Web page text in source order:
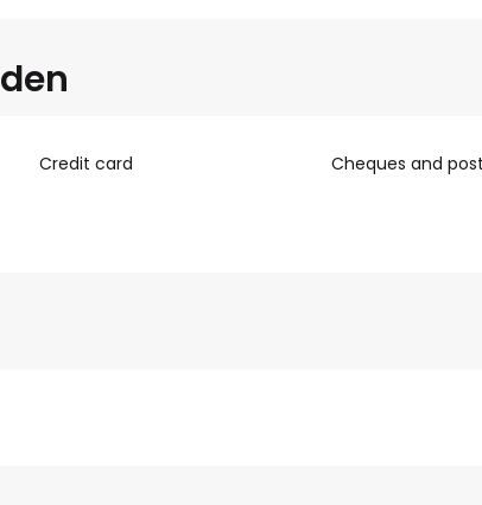
Credit card Cheques and